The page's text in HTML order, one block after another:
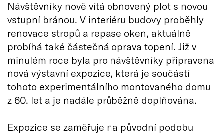
Návštěvníky nově vítá obnovený plot s novou
vstupní bránou. V interiéru budovy proběhly
renovace stropů a repase oken, aktuálně
probíhá také částečná oprava topení. Již v
minulém roce byla pro návštěvníky připravena
nová výstavní expozice, která je součástí
tohoto experimentálního montovaného domu
z 60. let a je nadále průběžně doplňována.
Expozice se zaměřuje na původní podobu